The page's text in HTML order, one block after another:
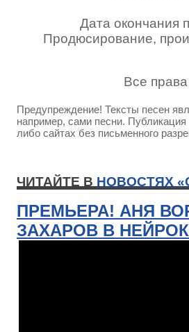
Дата окончания
Продюсирование,
Все
Предупреждение! Тексты песен
например, сами песни.
либо сайтах без письменного
ЧИТАЙТЕ В НОВОСТЯХ
ПРЕМЬЕРА! АНЯ
ЗАХАРОВ В